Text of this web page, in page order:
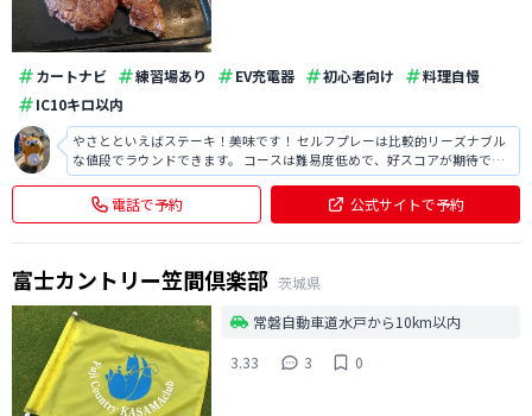
カートナビ 練習場あり EV充電器 初心者向け
料理自慢
IC10キロ以内
やさとといえばステーキ！美味です！ セルフプレーは比較的リーズナブル
な値段でラウンドできます。 コースは難易度低めで、好スコアが期待でき
るゴルフ場です。
電話で予約 公式サイトで予約
富士カントリー笠間倶楽部 茨城県
常磐自動車道水戸から10km以内
3.33
3 0